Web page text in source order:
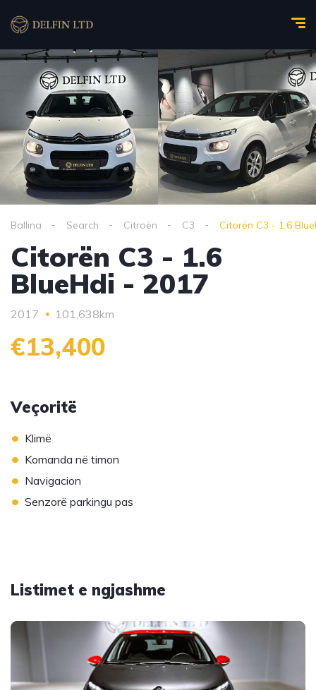
Ballina Search Citroën C3 Citorën C3 - 1.6
Citorën C3 - 1.6
BlueHdi - 2017
2017 101,638km
€13,400
Veçoritë
• Klimë
• Komanda në timon
• Navigacion
• Senzorë parkingu pas
Listimet e ngjashme